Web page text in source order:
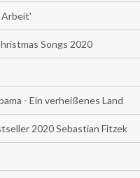
Arbeit'
Songs 2020
- Ein verheißenes Land
2020 Sebastian Fitzek